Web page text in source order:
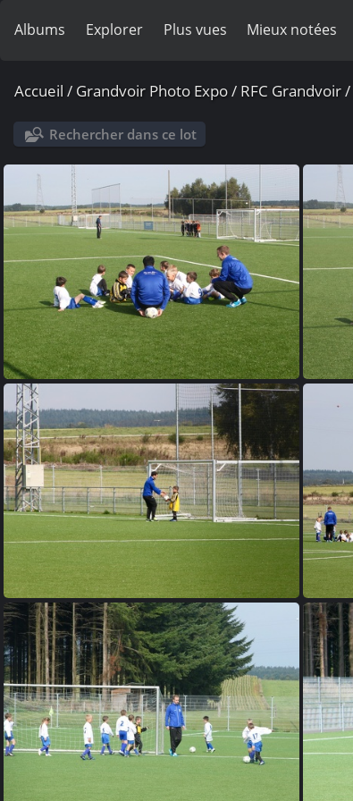
Albums Explorer Plus vues Mieux notées
Accueil / Grandvoir Photo Expo/ RFC Grandvoir/
Rechercher dans ce lot
IMG 3476
IMG 3484